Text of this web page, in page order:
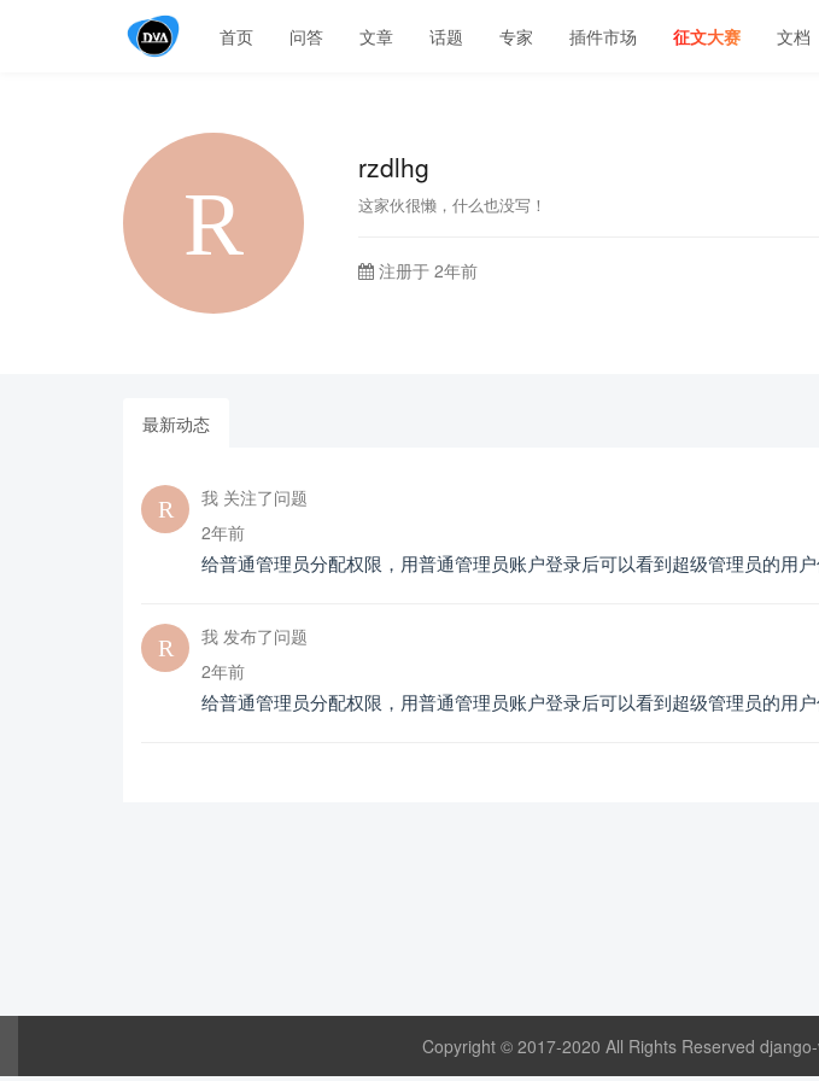
首页 问答 文章 话题 专家 插件市场 征文大赛 文档
rzdlhg
这家伙很懒，什么也没写！
注册于 2年前
最新动态
我 关注了问题
2年前
给普通管理员分配权限，用普通管理员账户登录后可以看到超级管理员的用
我 发布了问题
2年前
给普通管理员分配权限，用普通管理员账户登录后可以看到超级管理员的用
Copyright © 2017-2020 All Rights Reserved